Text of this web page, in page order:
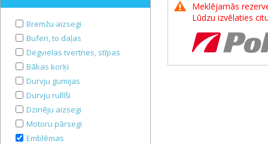
Bremžu aizsegi
Buferi, to daļas
Degvielas tvertnes, stīpas
Bākas korķi
Durvju gumijas
Durvju rullīši
Dzinēju aizsegi
Motoru pārsegi
Emblēmas
Meklējamās
Lūdzu izvēlaties